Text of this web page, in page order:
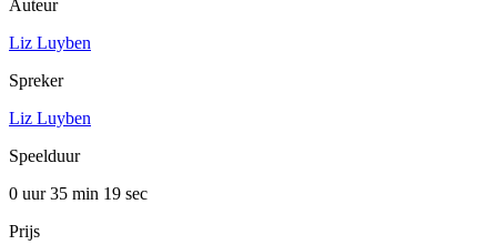
Auteur
Liz Luyben
Spreker
Liz Luyben
Speelduur
0 uur 35 min 19 sec
Prijs